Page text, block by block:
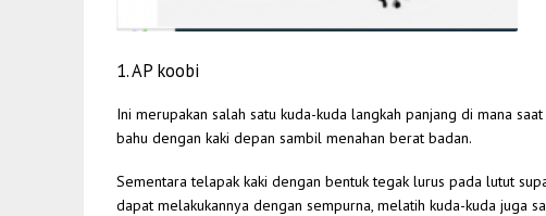
1. AP koobi
Ini merupakan salah satu kuda-kuda langkah panjang di mana
bahu dengan kaki depan sambil menahan berat badan.
Sementara telapak kaki dengan bentuk tegak lurus pada lutut
dapat melakukannya dengan sempurna, melatih kuda-kuda juga